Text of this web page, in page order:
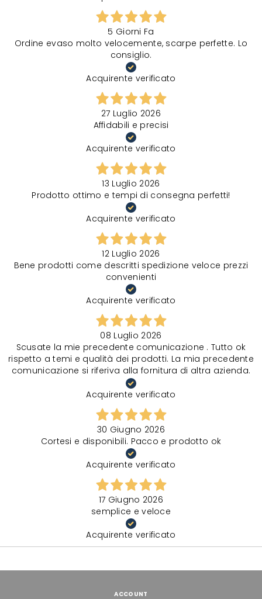
5 Giorni Fa
Ordine evaso molto velocemente, scarpe perfette. Lo
consiglio.
Acquirente verificato
27 Luglio 2026
Affidabili e precisi
Acquirente verificato
13 Luglio 2026
Prodotto ottimo e tempi di consegna perfetti!
Acquirente verificato
12 Luglio 2026
Bene prodotti come descritti spedizione veloce prezzi
convenienti
Acquirente verificato
08 Luglio 2026
Scusate la mie precedente comunicazione . Tutto ok
rispetto a temi e qualità dei prodotti. La mia precedente
comunicazione si riferiva alla fornitura di altra azienda.
Acquirente verificato
30 Giugno 2026
Cortesi e disponibili. Pacco e prodotto ok
Acquirente verificato
17 Giugno 2026
semplice e veloce
Acquirente verificato
ACCOUNT